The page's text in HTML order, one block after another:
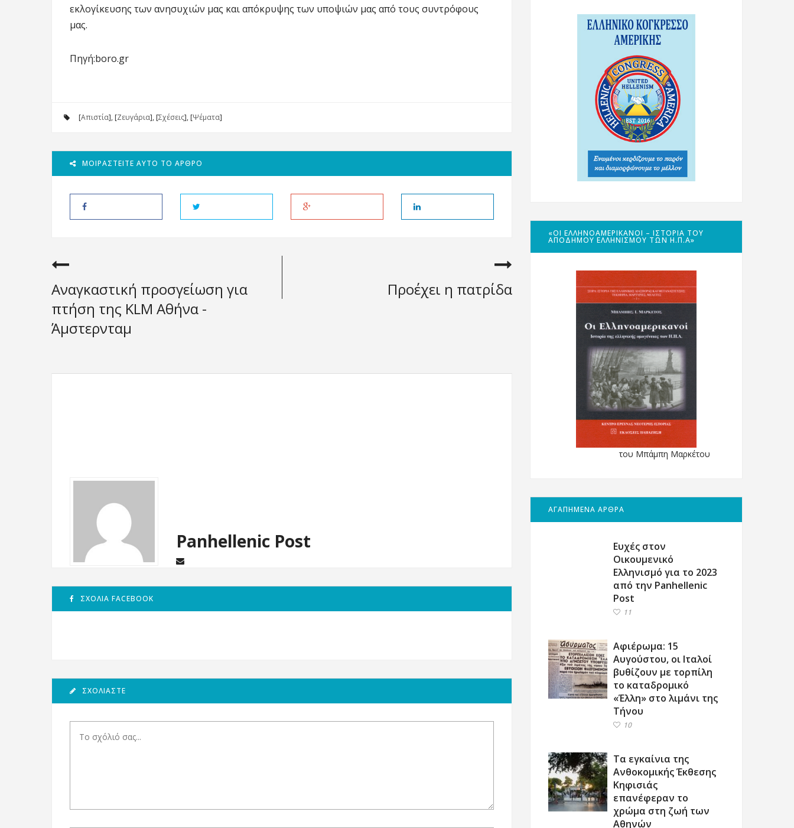
εκλογίκευσης των ανησυχιών μας και απόκρυψης των υποψιών μας από τους συντρόφους
μας.
Πηγή:boro.gr
[Απιστία], [Ζευγάρια], [Σχέσεις], [Ψέματα]
ΜΟΙΡΑΣΤΕΊΤΕ ΑΥΤΌ ΤΟ ΆΡΘΡΟ
Αναγκαστική προσγείωση για
πτήση της KLM Αθήνα -
Άμστερνταμ
Προέχει η πατρίδα
Panhellenic Post
ΣΧΌΛΙΑ FACEBOOK
ΣΧΟΛΙΆΣΤΕ
«ΟΙ ΕΛΛΗΝΟΑΜΕΡΙΚΑΝΟΊ – ΙΣΤΟΡΊΑ ΤΟΥ
ΑΠΌΔΗΜΟΥ ΕΛΛΗΝΙΣΜΟΎ ΤΩΝ Η.Π.Α»
του Μπάμπη Μαρκέτου
ΑΓΑΠΗΜΕΝΑ ΑΡΘΡΑ
Ευχές στον
Οικουμενικό
Ελληνισμό για το 2023
από την Panhellenic
Post
11
Αφιέρωμα: 15
Αυγούστου, οι Ιταλοί
βυθίζουν με τορπίλη
το καταδρομικό
«Έλλη» στο λιμάνι της
Τήνου
10
Τα εγκαίνια της
Ανθοκομικής Έκθεσης
Κηφισιάς
επανέφεραν το
χρώμα στη ζωή των
Αθηνών